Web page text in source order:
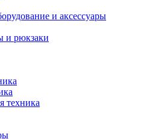
и аксессуары
и рюкзаки
техника